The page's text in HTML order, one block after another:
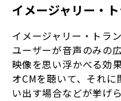
イメージャリー・
イメージャリー・トラ
ユーザーが音声のみの
映像を思い浮かべる効
オCMを聴いて、それ
い出す場合などが挙げ